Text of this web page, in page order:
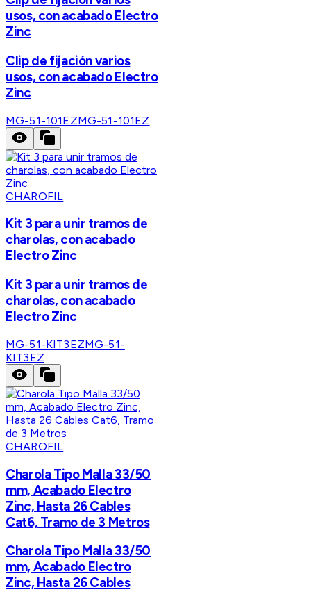
usos, con acabado Electro
Zinc
Clip de fijación varios
usos, con acabado Electro
Zinc
MG-51-101EZMG-51-101EZ
CHAROFIL
Kit 3 para unir tramos de
charolas, con acabado
Electro Zinc
Kit 3 para unir tramos de
charolas, con acabado
Electro Zinc
MG-51-KIT3EZMG-51-
KIT3EZ
CHAROFIL
Charola Tipo Malla 33/50
mm, Acabado Electro
Zinc, Hasta 26 Cables
Cat6, Tramo de 3 Metros
Charola Tipo Malla 33/50
mm, Acabado Electro
Zinc, Hasta 26 Cables